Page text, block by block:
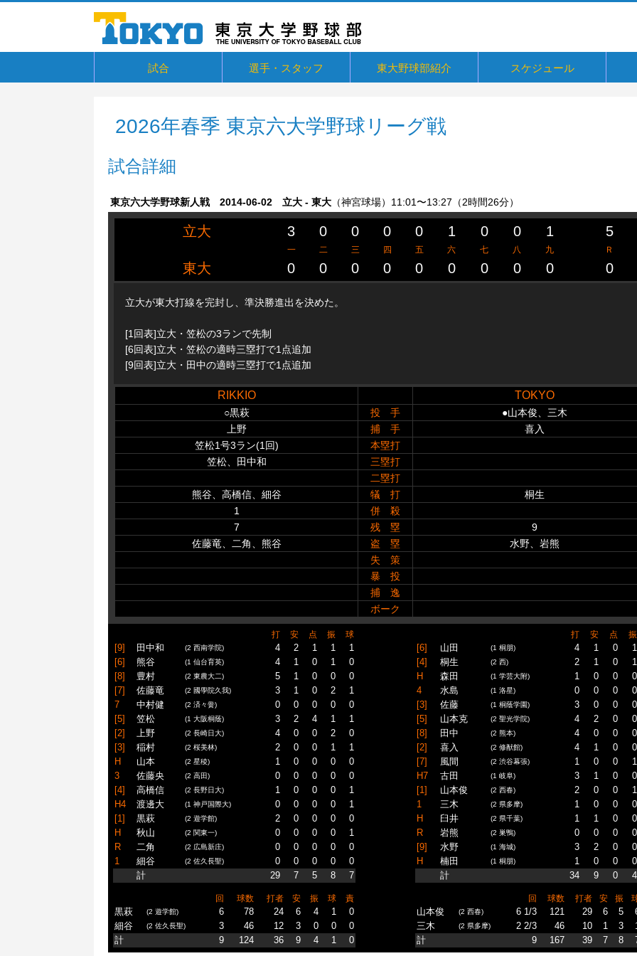
試合 選手・スタッフ 東大野球部紹介 スケジュール
2026年春季 東京六大学野球リーグ戦
試合詳細
東京六大学野球新人戦 2014-06-02 立大 - 東大 （神宮球場） 11:01〜13:27（2時間26分）
立大 3 0 0 0 0 1 0 0 1 5
一 二 三 四 五 六 七 八 九 Ｒ
東大 0 0 0 0 0 0 0 0 0 0
立大が東大打線を完封し、準決勝進出を決めた。
[1回表]立大・笠松の3ランで先制
[6回表]立大・笠松の適時三塁打で1点追加
[9回表]立大・田中の適時三塁打で1点追加
RIKKIO TOKYO
○黒萩 投 手
●山本俊、三木
上野
捕 手
喜入
笠松1号3ラン(1回)
本塁打
笠松、田中和
三塁打
二塁打
熊谷、高橋信、細谷
犠 打
桐生
1
併 殺
7
残 塁
9
佐藤竜、二角、熊谷
盗 塁
水野、岩熊
失 策
暴 投
捕 逸
ボーク
打 安 点 振 球
[9] 田中和 (2 西南学院) 4 2 1 1
1
[6]
熊谷 (1 仙台育英) 4 1 0 1
0
[8]
豊村 (2 東農大二) 5 1 0 0
0
[7]
佐藤竜 (2 國學院久我) 3 1 0 2
1
7
中村健 (2 済々黌) 0 0 0 0
0
[5]
笠松 (1 大阪桐蔭) 3 2 4 1
1
[2]
上野 (2 長崎日大) 4 0 0 2
0
[3]
稲村 (2 桜美林) 2 0 0 1
1
H
山本 (2 星稜) 1 0 0 0
0
3
佐藤央 (2 高田) 0 0 0 0
0
[4]
高橋信 (2 長野日大) 1 0 0 0
1
H4
渡邊大 (1 神戸国際大) 0 0 0 0
1
[1]
黒萩 (2 遊学館) 2 0 0 0
0
H
秋山 (2 関東一) 0 0 0 0
1
R
二角 (2 広島新庄) 0 0 0 0
0
1
細谷 (2 佐久長聖) 0 0 0 0
0
計
29 7 5 8 7
打 安 点 振
[6] 山田 (1 桐朋) 4 1 0
1
[4]
桐生 (2 西) 2 1 0
1
H
森田 (1 学芸大附) 1 0 0
0
4
水島 (1 洛星) 0 0 0
0
[3]
佐藤 (1 桐蔭学園) 3 0 0
0
[5]
山本克 (2 聖光学院) 4 2 0
0
[8]
田中 (2 熊本) 4 0 0
0
[2]
喜入 (2 修猷館) 4 1 0
0
[7]
風間 (2 渋谷幕張) 1 0 0
1
H7
古田 (1 岐阜) 3 1 0
0
[1]
山本俊 (2 西春) 2 0 0
1
1
三木 (2 県多摩) 1 0 0
0
H
臼井 (2 県千葉) 1 1 0
0
R
岩熊 (2 巣鴨) 0 0 0
0
[9]
水野 (1 海城) 3 2 0
0
H
楠田 (1 桐朋) 1 0 0
0
計
34 9 0 4
回 球数 打者 安 振 球 責
黒萩 (2 遊学館) 6 78 24 6 4 1
0
細谷
(2 佐久長聖) 3 46 12 3 0 0
0
計
9 124 36 9 4 1 0
回 球数 打者 安 振
山本俊 (2 西春) 6 1/3 121 29 6 5
三木
(2 県多摩) 2 2/3 46 10 1 3
計
9 167 39 7 8